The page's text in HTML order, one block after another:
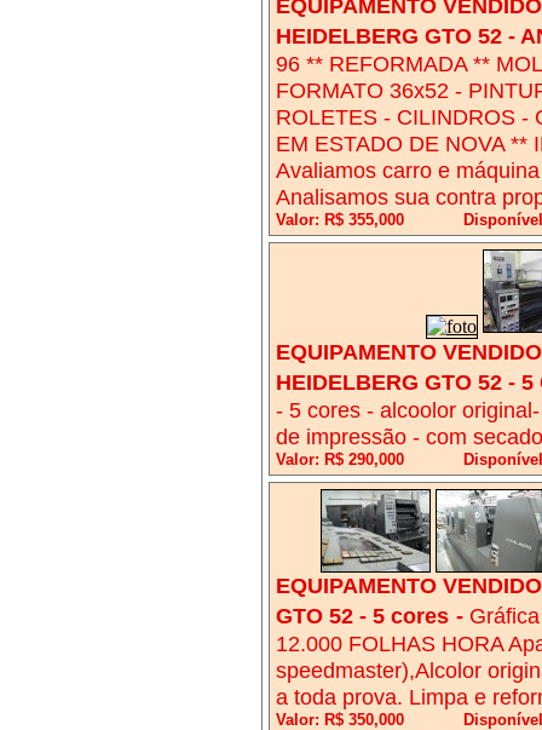
EQUIPAMENTO
HEIDELBERG GTO 52 -
96 ** REFORMADA **
FORMATO 36x52 -
ROLETES - CILINDROS -
EM ESTADO DE NOVA **
Avaliamos carro e
Analisamos sua contra
Valor: R$ 355,000
EQUIPAMENTO
HEIDELBERG GTO 52 - 5
- 5 cores - alcoolor
de impressão - com
Valor: R$ 290,000
EQUIPAMENTO
GTO 52 - 5 cores -
12.000 FOLHAS HORA
speedmaster),Alcolor
a toda prova. Limpa e
Valor: R$ 350,000